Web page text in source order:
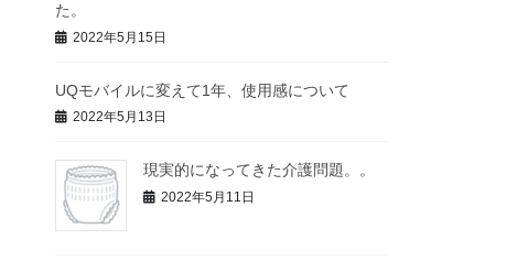
た。
2022年5月15日
UQモバイルに変えて1年、使用感について
2022年5月13日
現実的になってきた介護問題。。
2022年5月11日